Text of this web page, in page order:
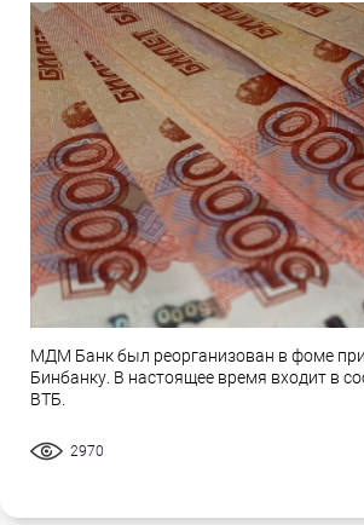
МДМ Банк был реорганизован в фоме
Бинбанку. В настоящее время входит в
ВТБ.
2970